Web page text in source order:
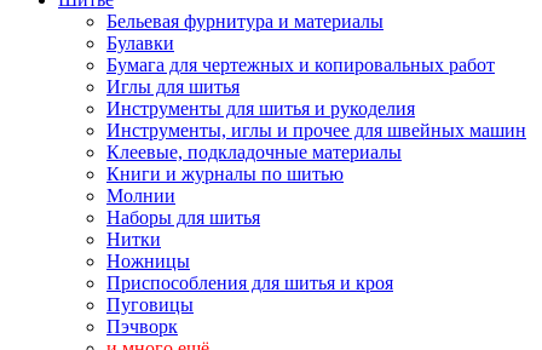
Бельевая фурнитура и материалы
Булавки
Бумага для чертежных и копировальных работ
Иглы для шитья
Инструменты для шитья и рукоделия
Инструменты, иглы и прочее для швейных машин
Клеевые, подкладочные материалы
Книги и журналы по шитью
Молнии
Наборы для шитья
Нитки
Ножницы
Приспособления для шитья и кроя
Пуговицы
Пэчворк